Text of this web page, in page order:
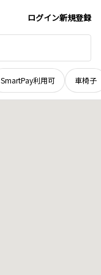
ログイン新規登録
SmartPay利用可 車椅子